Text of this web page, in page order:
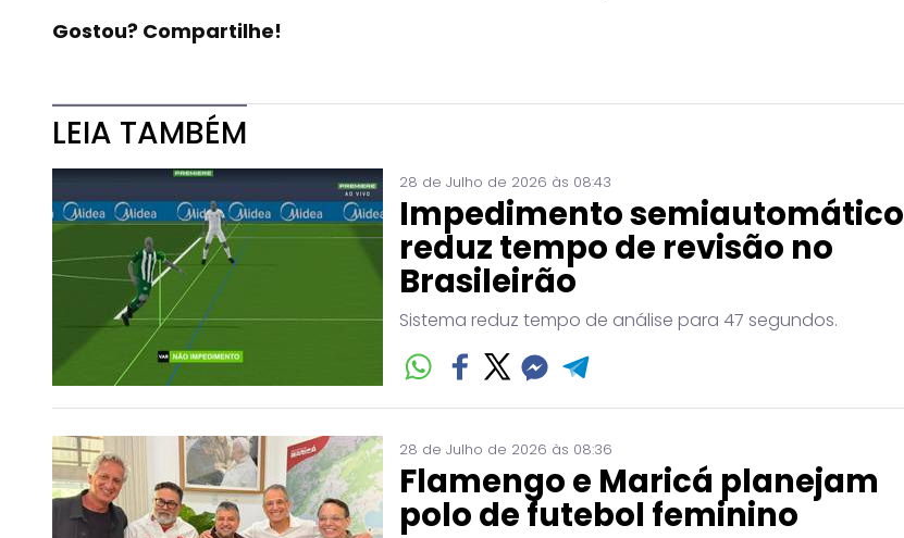
Gostou? Compartilhe!
LEIA TAMBÉM
28 de Julho de 2026 às 08:43
Impedimento semiautomático
reduz tempo de revisão no
Brasileirão
Sistema reduz tempo de análise para 47 segundos.
28 de Julho de 2026 às 08:36
Flamengo e Maricá planejam
polo de futebol feminino